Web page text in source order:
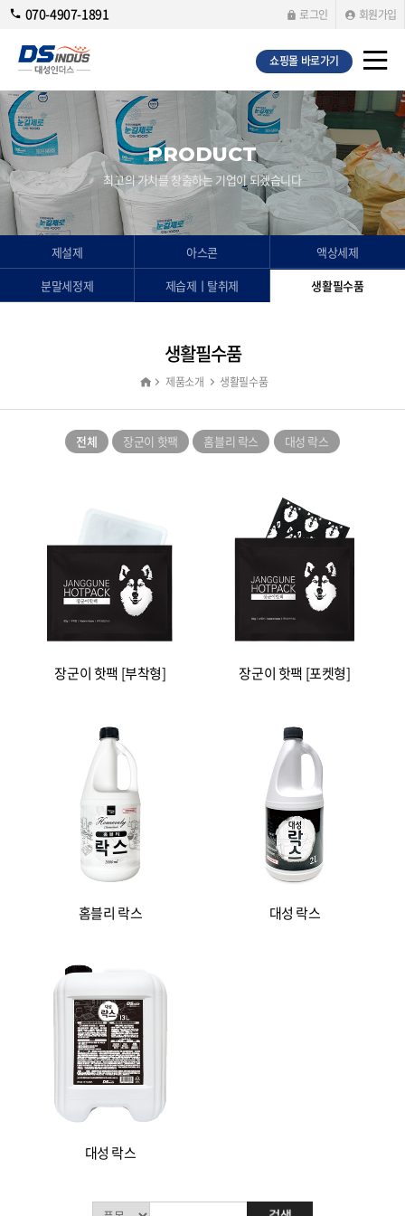
로그인 회원가입
쇼핑몰 바로가기
070-4907-1891
PRODUCT
최고의 가치를 창출하는 기업이 되겠습니다
제설제 아스콘
액상세제
분말세정제
제습제ㅣ탈취제 생활필수품
생활필수품
제품소개 생활필수품
전체 장군이 핫팩 홈블리 락스 대성 락스
장군이 핫팩 [부착형] 장군이 핫팩 [포켓형]
홈블리 락스 대성 락스
대성 락스